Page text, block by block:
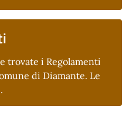
trovate i Regolamenti
di Diamante. Le